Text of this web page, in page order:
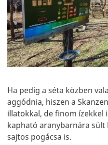
Ha pedig a séta közben
aggódnia, hiszen a
illatokkal, de finom ízekkel
kapható aranybarnára sült
sajtos pogácsa is.